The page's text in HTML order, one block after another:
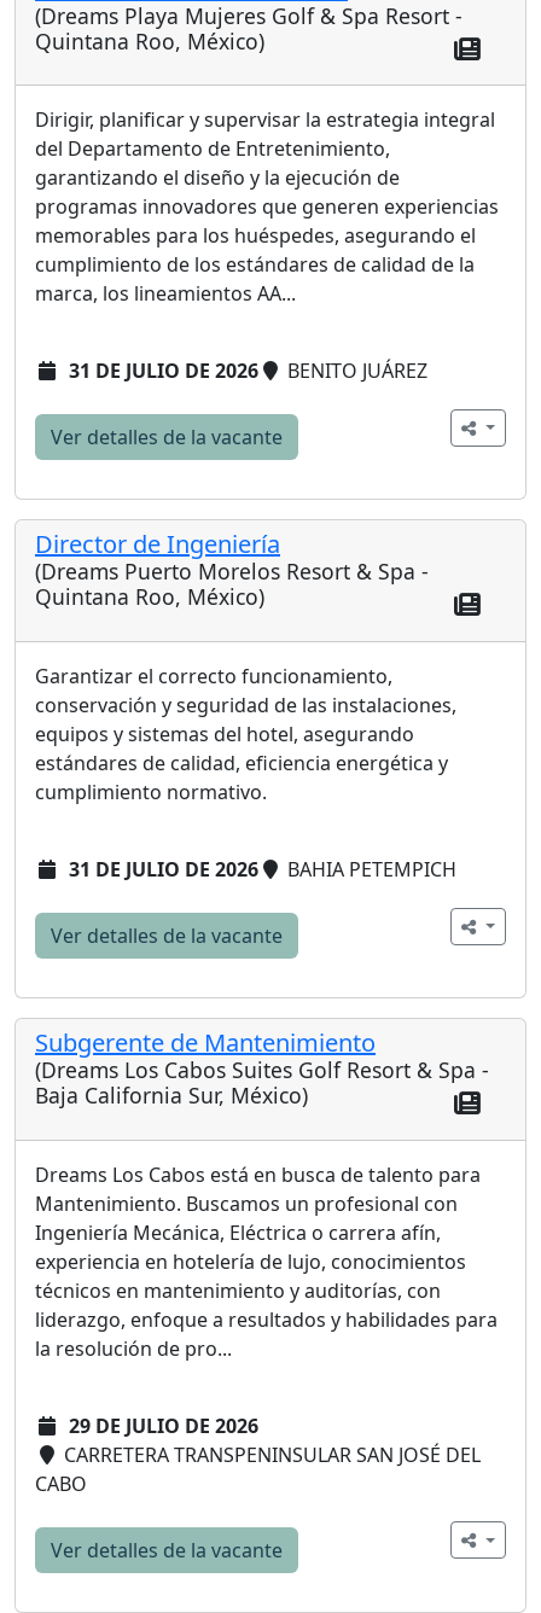
(Dreams Playa Mujeres Golf & Spa Resort -
Quintana Roo, México)
Dirigir, planificar y supervisar la estrategia integral
del Departamento de Entretenimiento,
garantizando el diseño y la ejecución de
programas innovadores que generen experiencias
memorables para los huéspedes, asegurando el
cumplimiento de los estándares de calidad de la
marca, los lineamientos AA...
31 DE JULIO DE 2026 BENITO JUÁREZ
Ver detalles de la vacante
Director de Ingeniería
(Dreams Puerto Morelos Resort & Spa -
Quintana Roo, México)
Garantizar el correcto funcionamiento,
conservación y seguridad de las instalaciones,
equipos y sistemas del hotel, asegurando
estándares de calidad, eficiencia energética y
cumplimiento normativo.
31 DE JULIO DE 2026 BAHIA PETEMPICH
Ver detalles de la vacante
Subgerente de Mantenimiento
(Dreams Los Cabos Suites Golf Resort & Spa -
Baja California Sur, México)
Dreams Los Cabos está en busca de talento para
Mantenimiento. Buscamos un profesional con
Ingeniería Mecánica, Eléctrica o carrera afín,
experiencia en hotelería de lujo, conocimientos
técnicos en mantenimiento y auditorías, con
liderazgo, enfoque a resultados y habilidades para
la resolución de pro...
29 DE JULIO DE 2026
CARRETERA TRANSPENINSULAR SAN JOSÉ DEL
CABO
Ver detalles de la vacante